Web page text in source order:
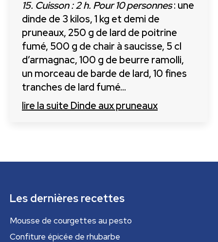
15. Cuisson : 2 h. Pour 10 personnes: une
dinde de 3 kilos, 1 kg et demi de
pruneaux, 250 g de lard de poitrine
fumé, 500 g de chair à saucisse, 5 cl
d’armagnac, 100 g de beurre ramolli,
un morceau de barde de lard, 10 fines
tranches de lard fumé…
lire la suite Dinde aux pruneaux
Les dernières recettes
Mousse de courgettes au pesto
Confiture épicée de rhubarbe